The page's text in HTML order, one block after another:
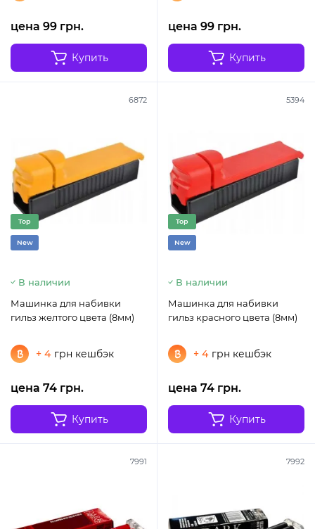
цена 99 грн.
Купить
цена 99 грн.
Купить
6872
Top
New
В наличии
Машинка для набивки
гильз желтого цвета (8мм)
+ 4 грн кешбэк
цена 74 грн.
Купить
5394
Top
New
В наличии
Машинка для набивки
гильз красного цвета (8мм)
+ 4 грн кешбэк
цена 74 грн.
Купить
7991 7992